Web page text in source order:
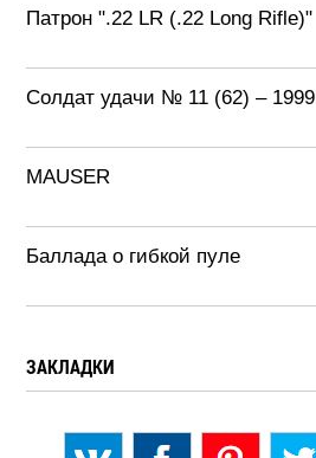
Патрон ".22 LR (.22 Long Rifle)"
Солдат удачи № 11 (62) – 1999
MAUSER
Баллада о гибкой пуле
ЗАКЛАДКИ